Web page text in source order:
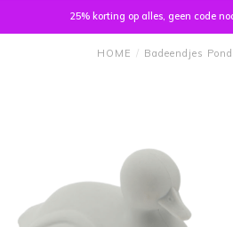
25% korting op alles, geen code
HOME / Badeendjes